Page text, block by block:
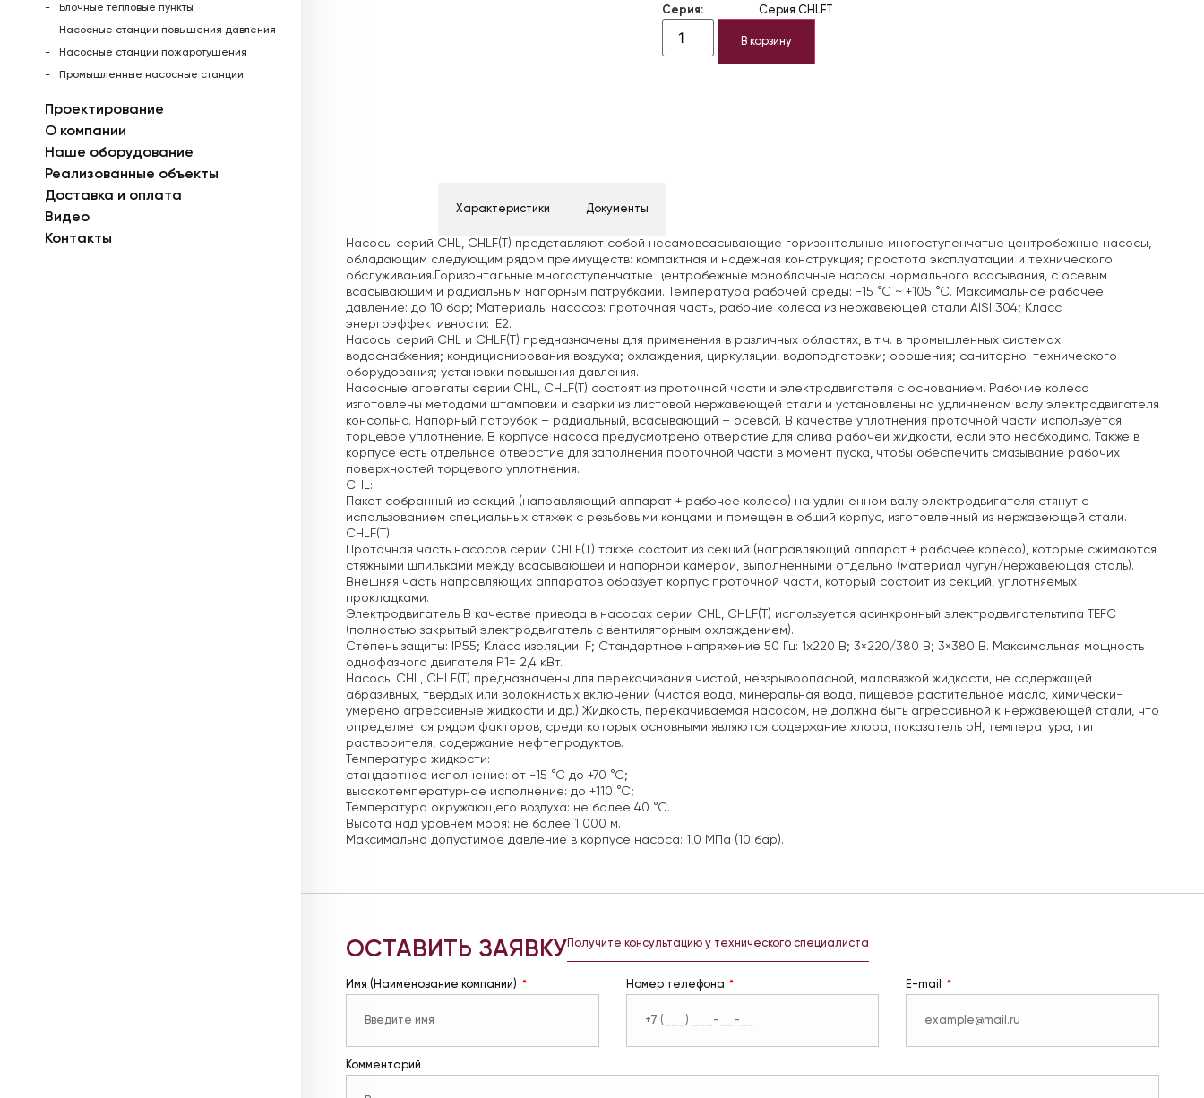
Блочные тепловые пункты
Насосные станции повышения давления
Насосные станции пожаротушения
Промышленные насосные станции
Проектирование
О компании
Наше оборудование
Реализованные объекты
Доставка и оплата
Видео
Контакты
Серия:
Серия CHLFT
В корзину
Характеристики Документы
Насосы серий CHL, CHLF(T) представляют собой несамовсасывающие горизонтальные многоступенчатые центробежные насосы,
обладающим следующим рядом преимуществ: компактная и надежная конструкция; простота эксплуатации и технического
обслуживания.Горизонтальные многоступенчатые центробежные моноблочные насосы нормального всасывания, с осевым
всасывающим и радиальным напорным патрубками. Температура рабочей среды: -15 °С ~ +105 °С. Максимальное рабочее
давление: до 10 бар; Материалы насосов: проточная часть, рабочие колеса из нержавеющей стали AISI 304; Класс
энергоэффективности: IE2.
Насосы серий CHL и CHLF(T) предназначены для применения в различных областях, в т.ч. в промышленных системах:
водоснабжения; кондиционирования воздуха; охлаждения, циркуляции, водоподготовки; орошения; санитарно-технического
оборудования; установки повышения давления.
Насосные агрегаты серии CHL, CHLF(T) состоят из проточной части и электродвигателя с основанием. Рабочие колеса
изготовлены методами штамповки и сварки из листовой нержавеющей стали и установлены на удлинненом валу электродвигателя
консольно. Напорный патрубок – радиальный, всасывающий – осевой. В качестве уплотнения проточной части используется
торцевое уплотнение. В корпусе насоса предусмотрено отверстие для слива рабочей жидкости, если это необходимо. Также в
корпусе есть отдельное отверстие для заполнения проточной части в момент пуска, чтобы обеспечить смазывание рабочих
поверхностей торцевого уплотнения.
CHL:
Пакет собранный из секций (направляющий аппарат + рабочее колесо) на удлиненном валу электродвигателя стянут с
использованием специальных стяжек с резьбовыми концами и помещен в общий корпус, изготовленный из нержавеющей стали.
CHLF(T):
Проточная часть насосов серии CHLF(T) также состоит из секций (направляющий аппарат + рабочее колесо), которые сжимаются
стяжными шпильками между всасывающей и напорной камерой, выполненными отдельно (материал чугун/нержавеющая сталь).
Внешняя часть направляющих аппаратов образует корпус проточной части, который состоит из секций, уплотняемых
прокладками.
Электродвигатель В качестве привода в насосах серии CHL, CHLF(T) используется асинхронный электродвигательтипа TEFC
(полностью закрытый электродвигатель с вентиляторным охлаждением).
Степень защиты: IP55; Класс изоляции: F; Стандартное напряжение 50 Гц: 1х220 В; 3×220/380 В; 3×380 В. Максимальная мощность
однофазного двигателя Р1= 2,4 кВт.
Насосы CHL, CHLF(T) предназначены для перекачивания чистой, невзрывоопасной, маловязкой жидкости, не содержащей
абразивных, твердых или волокнистых включений (чистая вода, минеральная вода, пищевое растительное масло, химически-
умерено агрессивные жидкости и др.) Жидкость, перекачиваемая насосом, не должна быть агрессивной к нержавеющей стали, что
определяется рядом факторов, среди которых основными являются содержание хлора, показатель pH, температура, тип
растворителя, содержание нефтепродуктов.
Температура жидкости:
стандартное исполнение: от -15 °С до +70 °С;
высокотемпературное исполнение: до +110 °С;
Температура окружающего воздуха: не более 40 °С.
Высота над уровнем моря: не более 1 000 м.
Максимально допустимое давление в корпусе насоса: 1,0 МПа (10 бар).
ОСТАВИТЬ ЗАЯВКУПолучите консультацию у технического специалиста
Имя (Наименование компании) Номер телефона E-mail
Комментарий